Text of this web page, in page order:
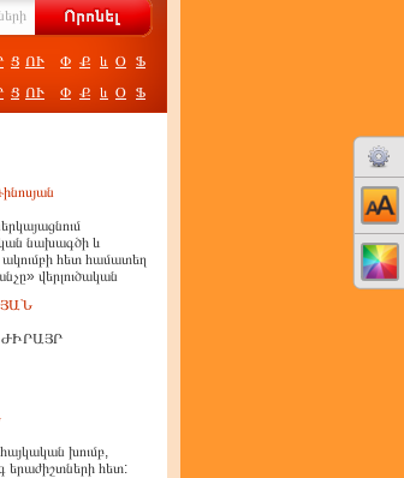
Ց ՈՒ Փ Ք և Օ Ֆ
Ց ՈՒ Փ Ք և Օ Ֆ
նախագծի և
հետ համատեղ
վերլուծական
ԺԻՐԱՅՐ
խումբ,
երաժիշտների հետ: